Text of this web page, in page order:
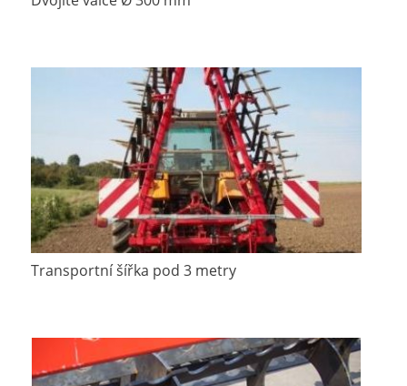
Transportní šířka pod 3 metry